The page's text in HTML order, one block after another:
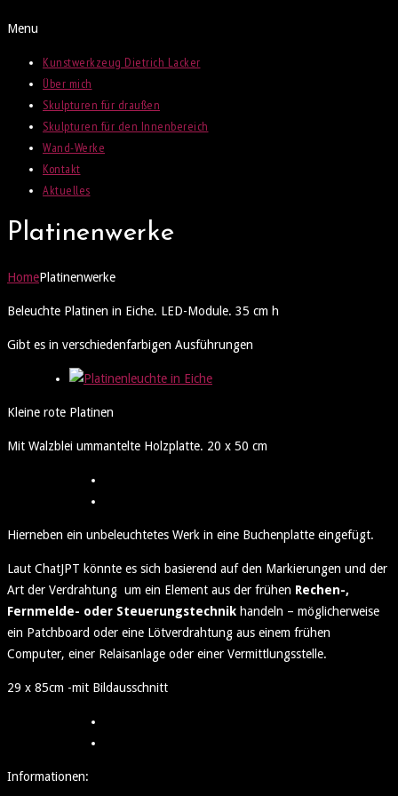
Menu
Kunstwerkzeug Dietrich Lacker
Über mich
Skulpturen für draußen
Skulpturen für den Innenbereich
Wand-Werke
Kontakt
Aktuelles
Platinenwerke
HomePlatinenwerke
Beleuchte Platinen in Eiche. LED-Module. 35 cm h
Gibt es in verschiedenfarbigen Ausführungen
Kleine rote Platinen
Mit Walzblei ummantelte Holzplatte. 20 x 50 cm
Hierneben ein unbeleuchtetes Werk in eine Buchenplatte eingefügt.
Laut ChatJPT könnte es sich basierend auf den Markierungen und der
Art der Verdrahtung um ein Element aus der frühen Rechen-,
Fernmelde- oder Steuerungstechnik handeln – möglicherweise
ein Patchboard oder eine Lötverdrahtung aus einem frühen
Computer, einer Relaisanlage oder einer Vermittlungsstelle.
29 x 85cm -mit Bildausschnitt
Informationen: